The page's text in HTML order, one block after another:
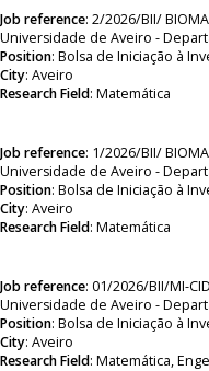
Job reference: 2/2026/BII/
Universidade de Aveiro -
Position: Bolsa de Iniciação à
City: Aveiro
Research Field: Matemática
Job reference: 1/2026/BII/
Universidade de Aveiro -
Position: Bolsa de Iniciação à
City: Aveiro
Research Field: Matemática
Job reference: 01/2026/BII/MI-
Universidade de Aveiro -
Position: Bolsa de Iniciação à
City: Aveiro
Research Field: Matemática,